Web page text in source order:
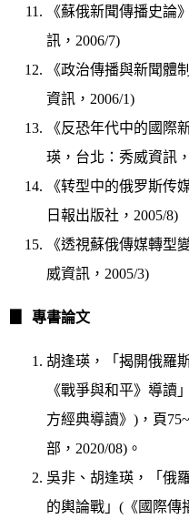
《蘇俄新聞傳播史論
訊，2006/7)
《政治傳播與新聞體
資訊，2006/1)
《反恐年代中的國際
瑛，台北：秀威資訊
《转型中的俄罗斯传
日報出版社，2005/8)
《透視蘇俄傳媒轉型
威資訊，2005/3)
專書論文
胡逢瑛，「揭開俄羅
《戰爭與和平》導
方經典導讀》)，頁
部，2020/08)。
吳非、胡逢瑛，「俄
的輿論戰」(《國際傳